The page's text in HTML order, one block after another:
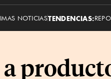
NOTICIASTENDENCIAS: